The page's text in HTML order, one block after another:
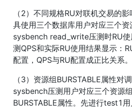
（2）不同规格RU对联机交易的
具使用三个数据库用户对应三个
sysbench read_write压测时RU
测QPS和实际RU使用结果显示：
配置，QPS与RU配置成正比关系。
（3）资源组BURSTABLE属性对
sysbench压测用户对应三个资源
BURSTABLE属性。先进行test1